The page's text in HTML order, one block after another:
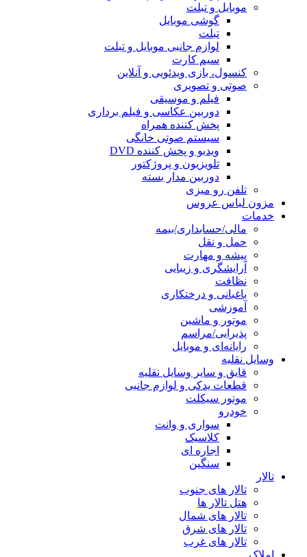
موبایل و تبلت
گوشی موبایل
تبلت
لوازم جانبی موبایل و تبلت
سیم کارت
کنسول، بازی‌ ویدئویی و آنلاین
صوتی و تصویری
فیلم و موسیقی
دوربین عکاسی و فیلم برداری
پخش کننده همراه
سیستم صوتی خانگی
ویدیو و پخش کننده DVD
تلویزیون و پروژکتور
دوربین مدار بسته
تلفن رو میزی
مزون لباس عروس
خدمات
مالی/حسابداری/بیمه
حمل و نقل
پیشه و مهارت
آرایشگری و زیبایی
نظافت
باغبانی و درختکاری
آموزشی
موتور و ماشین
پذیرایی/مراسم
رایانه‌ای و موبایل
وسایل نقلیه
قایق و سایر وسایل نقلیه
قطعات یدکی و لوازم جانبی
موتور سیکلت
خودرو
سواری و وانت
کلاسیک
اجاره ای
سنگین
تالار
تالار های جنوب
هتل تالار ها
تالار های شمال
تالار های شرق
تالار های غرب